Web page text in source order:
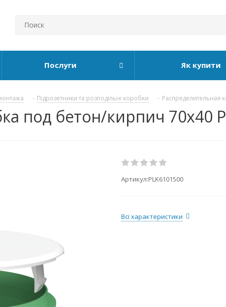
Послуги Як купити
- Підрозетники та розподільні коробки - Распределительная
под бетон/кирпич 70х40
Артикул:PLK6101500
Всі характеристики